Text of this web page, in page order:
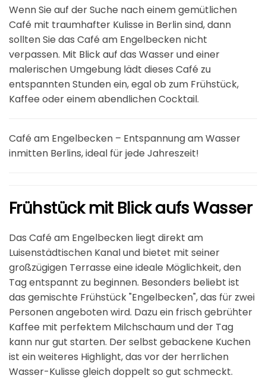
Wenn Sie auf der Suche nach einem gemütlichen
Café mit traumhafter Kulisse in Berlin sind, dann
sollten Sie das Café am Engelbecken nicht
verpassen. Mit Blick auf das Wasser und einer
malerischen Umgebung lädt dieses Café zu
entspannten Stunden ein, egal ob zum Frühstück,
Kaffee oder einem abendlichen Cocktail.
Café am Engelbecken – Entspannung am Wasser
inmitten Berlins, ideal für jede Jahreszeit!
Frühstück mit Blick aufs Wasser
Das Café am Engelbecken liegt direkt am
Luisenstädtischen Kanal und bietet mit seiner
großzügigen Terrasse eine ideale Möglichkeit, den
Tag entspannt zu beginnen. Besonders beliebt ist
das gemischte Frühstück "Engelbecken", das für zwei
Personen angeboten wird. Dazu ein frisch gebrühter
Kaffee mit perfektem Milchschaum und der Tag
kann nur gut starten. Der selbst gebackene Kuchen
ist ein weiteres Highlight, das vor der herrlichen
Wasser-Kulisse gleich doppelt so gut schmeckt.